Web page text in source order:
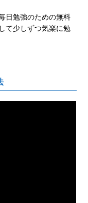
日勉強のための無料
て少しずつ気楽に勉